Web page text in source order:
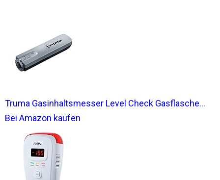
Truma Gasinhaltsmesser Level Check Gasflasche...
Bei Amazon kaufen